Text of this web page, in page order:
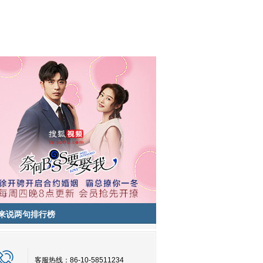
说两句排行榜
客服热线：86-10-58511234